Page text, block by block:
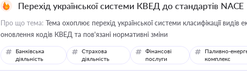
Перехід української системи КВЕД до стандартів NACE
Про що тема: Тема охоплює перехід української системи класифікації видів
оновлення кодів КВЕД та пов'язані нормативні зміни
Банківська
діяльність
Страхова
діяльність
Фінансові
послуги
Паливно-
комплекс